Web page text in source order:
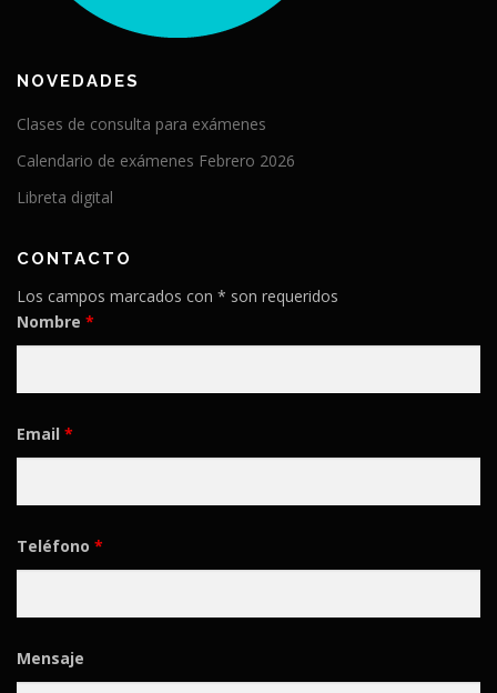
NOVEDADES
Clases de consulta para exámenes
Calendario de exámenes Febrero 2026
Libreta digital
CONTACTO
Los campos marcados con * son requeridos
Nombre *
Email *
Teléfono *
Mensaje